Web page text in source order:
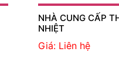
NHÀ CUNG CẤP
NHIỆT
Giá: Liên hệ